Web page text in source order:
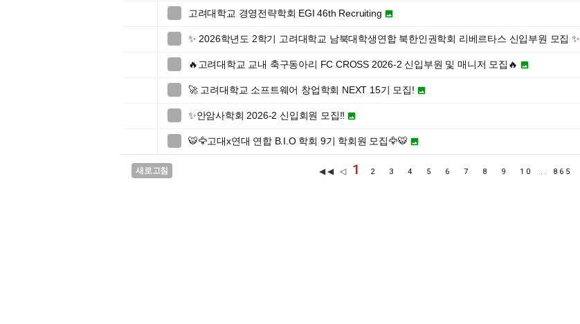
고려대학교 경영전략학회 EGI 46th Recruiting 
✨ 2026학년도 2학기 고려대학교 남북대학생연합 북한인권학회 리베르타스 신입부원 모집 ✨
🔥고려대학교 교내 축구동아리 FC CROSS 2026-2 신입부원 및 매니저 모집🔥 
🚀 고려대학교 소프트웨어 창업학회 NEXT 15기 모집! 
✨안암사학회 2026-2 신입회원 모집‼️ 
🐯🦅고대x연대 연합 B.I.O 학회 9기 학회원 모집🦅🐯 
새로고침 ◀◀ ◁ 1 2 3 4 5 6 7 8 9 10 .. 865